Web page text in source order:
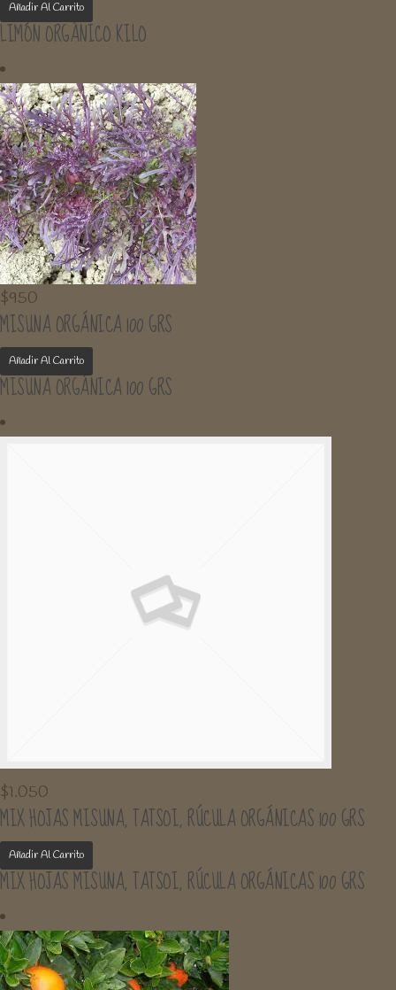
Añadir Al Carrito
LIMÓN ORGÁNICO KILO
$950
MISUNA ORGÁNICA 100 GRS
Añadir Al Carrito
MISUNA ORGÁNICA 100 GRS
$1.050
MIX HOJAS MISUNA, TATSOI, RÚCULA ORGÁNICAS 100 GRS
Añadir Al Carrito
MIX HOJAS MISUNA, TATSOI, RÚCULA ORGÁNICAS 100 GRS